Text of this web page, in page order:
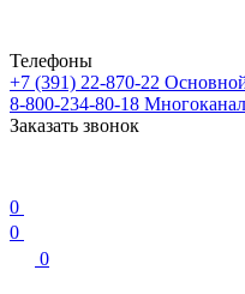
Телефоны
+7 (391) 22-870-22
8-800-234-80-18
Заказать звонок
0
0
0